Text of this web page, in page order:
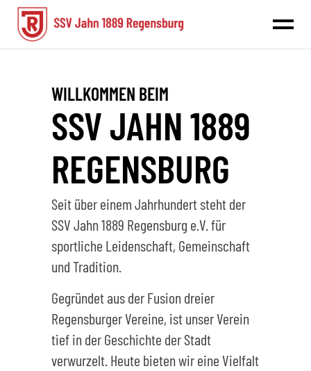
WILLKOMMEN BEIM
SSV JAHN 1889
REGENSBURG
Seit über einem Jahrhundert steht der
SSV Jahn 1889 Regensburg e.V. für
sportliche Leidenschaft, Gemeinschaft
und Tradition.
Gegründet aus der Fusion dreier
Regensburger Vereine, ist unser Verein
tief in der Geschichte der Stadt
verwurzelt. Heute bieten wir eine Vielfalt